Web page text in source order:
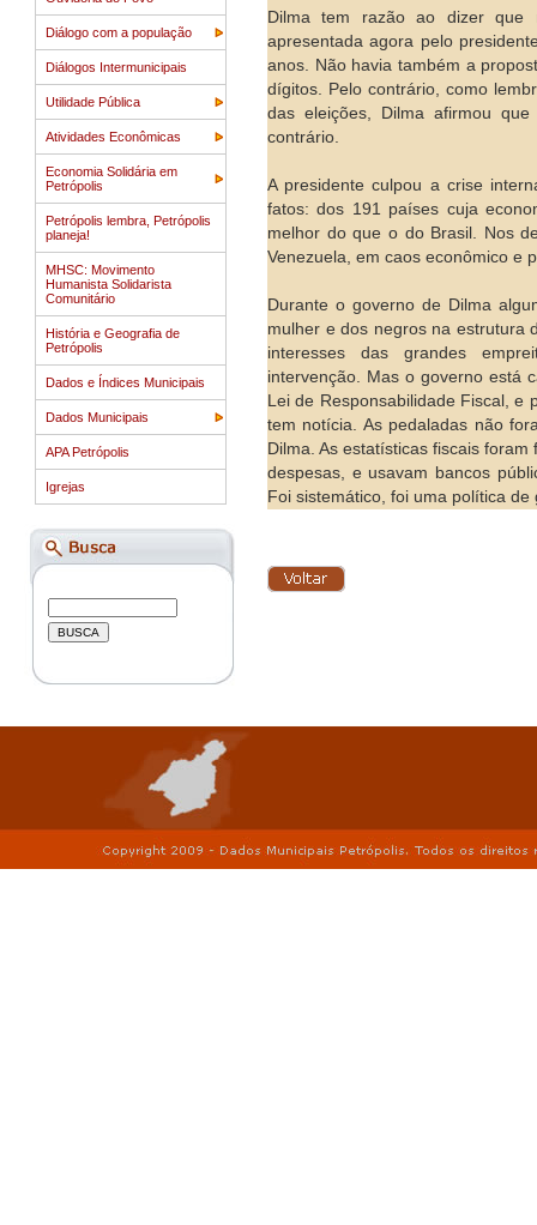
Diálogo com a população
Diálogos Intermunicipais
Utilidade Pública
Atividades Econômicas
Economia Solidária em
Petrópolis
Petrópolis lembra, Petrópolis
planeja!
MHSC: Movimento
Humanista Solidarista
Comunitário
História e Geografia de
Petrópolis
Dados e Índices Municipais
Dados Municipais
APA Petrópolis
Igrejas
Dilma tem razão ao dizer
apresentada agora pelo
anos. Não havia também a
dígitos. Pelo contrário, como
das eleições, Dilma afirmou
contrário.
A presidente culpou a crise
fatos: dos 191 países cuja
melhor do que o do Brasil. Nos
Venezuela, em caos econômico e
Durante o governo de Dilma
mulher e dos negros na estrutura
interesses das grandes
intervenção. Mas o governo está
Lei de Responsabilidade Fiscal, e
tem notícia. As pedaladas não
Dilma. As estatísticas fiscais
despesas, e usavam bancos
Foi sistemático, foi uma política de